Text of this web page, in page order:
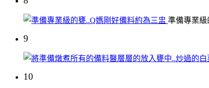
準備專業級
9
10